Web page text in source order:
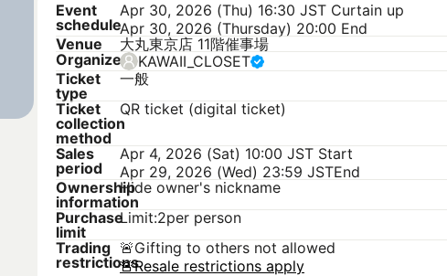
Event
schedule
Apr 30, 2026 (Thu) 16:30 JST Curtain up
Apr 30, 2026 (Thursday) 20:00 End
Venue
大丸東京店 11階催事場
Organizer KAWAII_CLOSET
Ticket
type
一般
Ticket
collection
method
QR ticket (digital ticket)
Sales
period
Apr 4, 2026 (Sat) 10:00 JST Start
Apr 29, 2026 (Wed) 23:59 JSTEnd
Ownership
information
Hide owner's nickname
Purchase
limit
Limit:2per person
Trading
restrictions
🚨Gifting to others not allowed
🚨Resale restrictions apply